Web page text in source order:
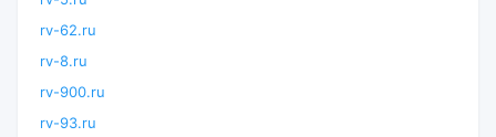
rv-62.ru
rv-8.ru
rv-900.ru
rv-93.ru